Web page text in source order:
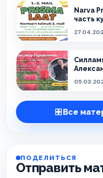
Narva
часть
Нарву
Все
ПОДЕЛИТЬСЯ
Отправить